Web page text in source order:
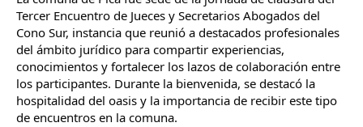
Tercer Encuentro de Jueces y Secretarios Abogados del
Cono Sur, instancia que reunió a destacados profesionales
del ámbito jurídico para compartir experiencias,
conocimientos y fortalecer los lazos de colaboración entre
los participantes. Durante la bienvenida, se destacó la
hospitalidad del oasis y la importancia de recibir este tipo
de encuentros en la comuna.